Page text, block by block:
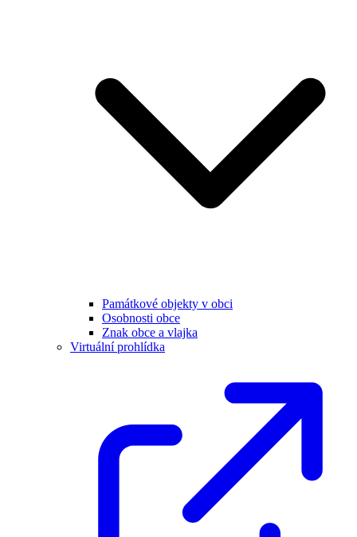
Památkové objekty v obci
Osobnosti obce
Znak obce a vlajka
Virtuální prohlídka